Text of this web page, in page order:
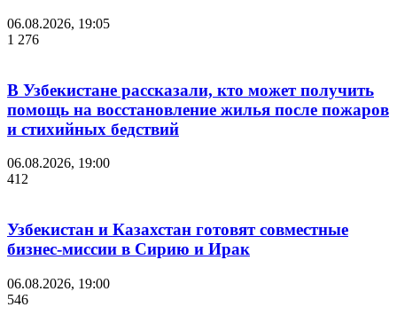
06.08.2026, 19:05
1 276
В Узбекистане рассказали, кто может получить
помощь на восстановление жилья после пожаров
и стихийных бедствий
06.08.2026, 19:00
412
Узбекистан и Казахстан готовят совместные
бизнес-миссии в Сирию и Ирак
06.08.2026, 19:00
546